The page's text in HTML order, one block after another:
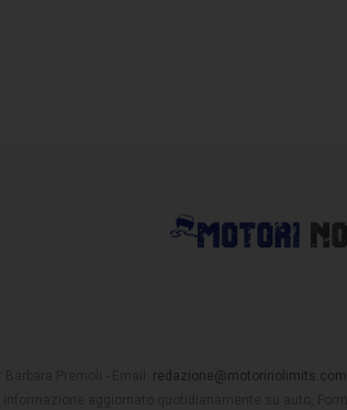
redazione@motorinolimits.com